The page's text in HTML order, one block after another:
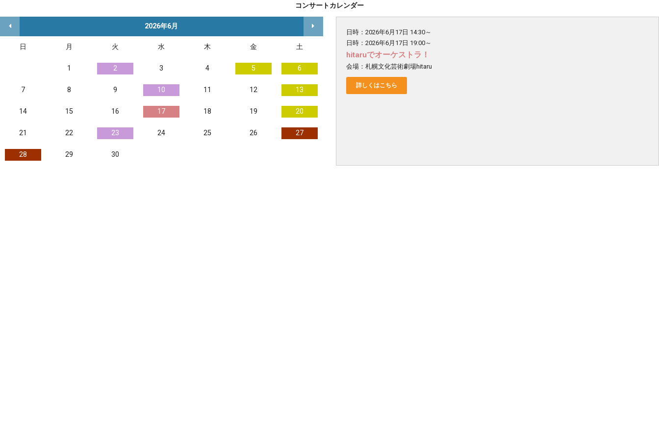
コンサートカレンダー
2026年6月
日 月 火 水 木 金 土
1 2 3 4 5 6
7 8 9 10 11 12 13
14 15 16 17 18 19 20
21 22 23 24 25 26 27
28 29 30
日時：2026年6月17日 14:30～
日時：2026年6月17日 19:00～
hitaruでオーケストラ！
会場：札幌文化芸術劇場hitaru
詳しくはこちら